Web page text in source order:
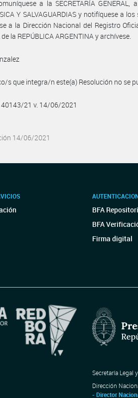
a la SECRETARÍA GENERAL,
Y SALVAGUARDIAS y notifíquese a
a la Dirección Nacional del Registro
de la REPÚBLICA ARGENTINA y archívese.
s que integra/n este(a) Resolución no se
21 v. 14/06/2021
14/06/2021
BFA
BFA
Firma digital
Secretaría Legal
Dirección
- Director